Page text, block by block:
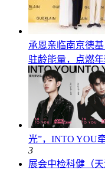
承恩亲临南京德
驻龄能量，点燃
光”，INTO YOU
3
展会中检科健（